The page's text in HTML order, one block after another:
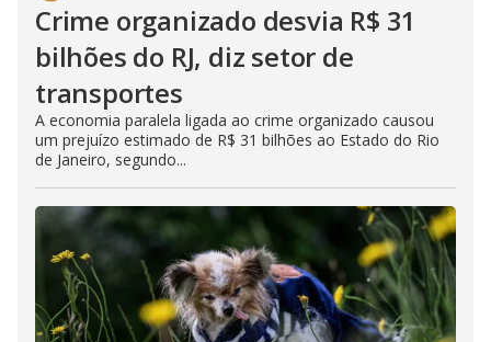
Crime organizado desvia R$ 31
bilhões do RJ, diz setor de
transportes
A economia paralela ligada ao crime organizado causou
um prejuízo estimado de R$ 31 bilhões ao Estado do Rio
de Janeiro, segundo...